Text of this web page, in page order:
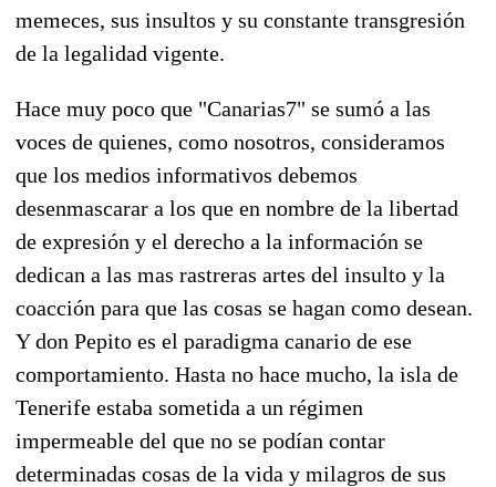
memeces, sus insultos y su constante transgresión
de la legalidad vigente.
Hace muy poco que "Canarias7" se sumó a las
voces de quienes, como nosotros, consideramos
que los medios informativos debemos
desenmascarar a los que en nombre de la libertad
de expresión y el derecho a la información se
dedican a las mas rastreras artes del insulto y la
coacción para que las cosas se hagan como desean.
Y don Pepito es el paradigma canario de ese
comportamiento. Hasta no hace mucho, la isla de
Tenerife estaba sometida a un régimen
impermeable del que no se podían contar
determinadas cosas de la vida y milagros de sus